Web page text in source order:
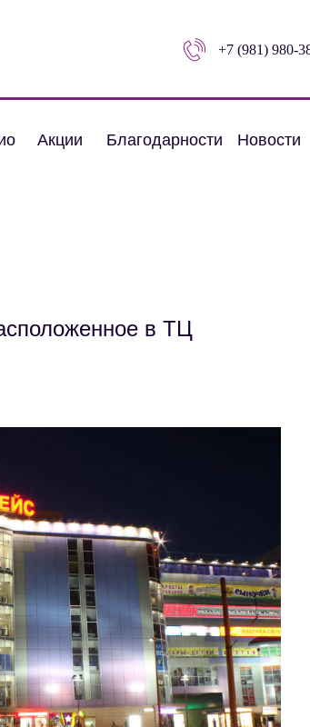
+7 (981) 980-
Акции Благодарности Новости
в ТЦ